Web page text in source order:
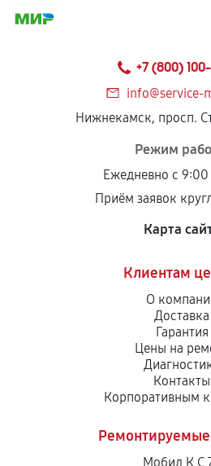
+7 (800)
info@service-
Нижнекамск, просп.
Режим
Ежедневно с 9:00
Приём заявок
Карта
Клиентам
О
Доставка
Гарантия
Цены на
Контакты
Корпоративным
Мобил К С